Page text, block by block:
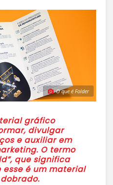
O que é Folder
gráfico
divulgar
e auxiliar em
O termo
que significa
esse é um material